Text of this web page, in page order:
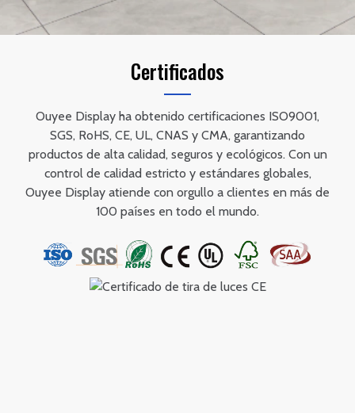
Certificados
Ouyee Display ha obtenido certificaciones ISO9001,
SGS, RoHS, CE, UL, CNAS y CMA, garantizando
productos de alta calidad, seguros y ecológicos. Con un
control de calidad estricto y estándares globales,
Ouyee Display atiende con orgullo a clientes en más de
100 países en todo el mundo.